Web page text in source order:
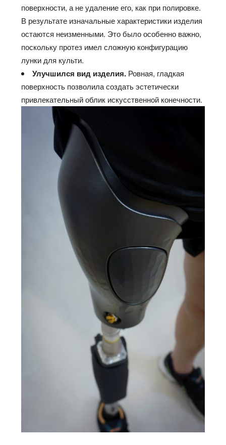
поверхности, а не удаление его, как при полировке.
В результате изначальные характеристики изделия
остаются неизменными. Это было особенно важно,
поскольку протез имел сложную конфигурацию
лунки для культи.
Улучшился вид изделия. Ровная, гладкая
поверхность позволила создать эстетически
привлекательный облик искусственной конечности.